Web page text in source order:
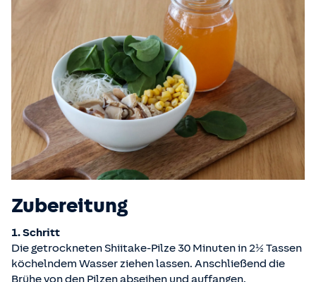
Zubereitung
1. Schritt
Die getrockneten Shiitake-Pilze 30 Minuten in 2½ Tassen
köchelndem Wasser ziehen lassen. Anschließend die
Brühe von den Pilzen abseihen und auffangen.